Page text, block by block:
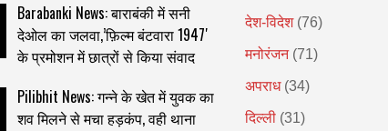
Barabanki News: बाराबंकी में सनी
देओल का जलवा,’फ़िल्म बंटवारा 1947′
के प्रमोशन में छात्रों से किया संवाद
Pilibhit News: गन्ने के खेत में युवक का
शव मिलने से मचा हड़कंप, वही थाना
देश-विदेश (76)
मनोरंजन (71)
अपराध (34)
दिल्ली (31)